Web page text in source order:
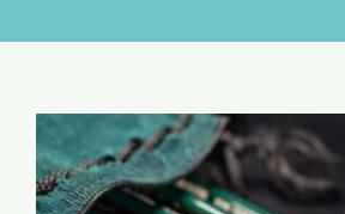
Aktion